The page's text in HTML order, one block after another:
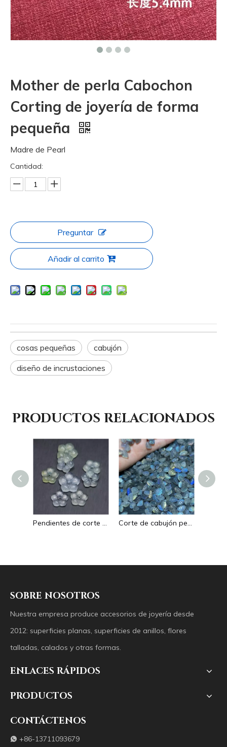
Mother de perla Cabochon
Corting de joyería de forma
pequeña
Madre de Pearl
Cantidad:
Preguntar
Añadir al carrito
cosas pequeñas
cabujón
diseño de incrustaciones
PRODUCTOS RELACIONADOS
Pendientes de corte de flor de nácar Natural, diseño de material de jade, calcedonia, anillos pequeños de frijoles, diseño de incrustaciones, fabricación de joyas Corte de cabujón pequeño de nácar Natural para pendientes, diseño de piedra lunar para fabricación de collares, frijoles para corte facial DIY
SOBRE NOSOTROS
Nuestra empresa produce accesorios de joyería desde
2012: superficies planas, superficies de anillos, flores
talladas, calados y otras formas.
ENLACES RÁPIDOS
PRODUCTOS
CONTÁCTENOS
 +86-13711093679